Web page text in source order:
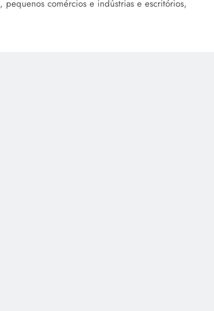
pequenos comércios e indústrias e escritórios,